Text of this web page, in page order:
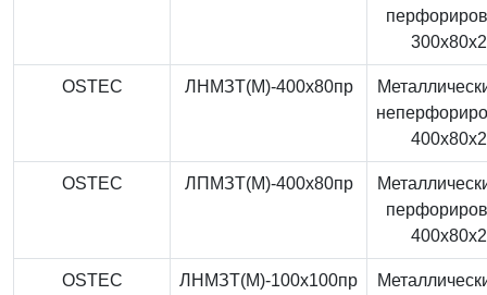
OSTEC ЛНМЗТ(М)-400x80пр
OSTEC ЛПМЗТ(М)-400x80пр
OSTEC ЛНМЗТ(М)-100x100пр